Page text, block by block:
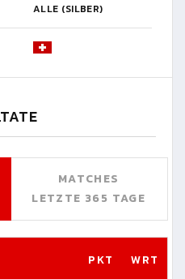
ALLE (SILBER)
MATCHES
LETZTE 365 TAGE
PKT WRT